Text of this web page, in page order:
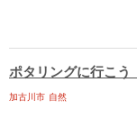
ポタリングに行こう
加古川市 自然